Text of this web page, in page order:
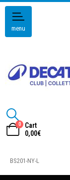
menu
0
Cart
0,00€
BS201-NY-L